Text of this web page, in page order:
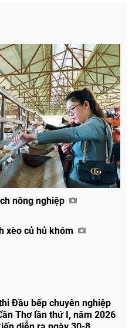
nông nghiệp
xèo củ hủ khóm
Đầu bếp chuyên nghiệp
Thơ lần thứ I, năm 2026